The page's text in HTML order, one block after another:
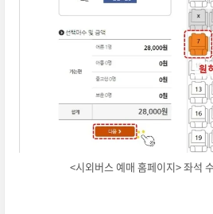
<시외버스 예매 홈페이지> 좌석